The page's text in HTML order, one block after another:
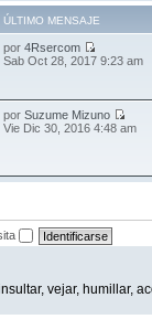
ÚLTIMO MENSAJE
por4Rsercom
Sab Oct 28, 2017 9:23 am
porSuzume Mizuno
Vie Dic 30, 2016 4:48 am